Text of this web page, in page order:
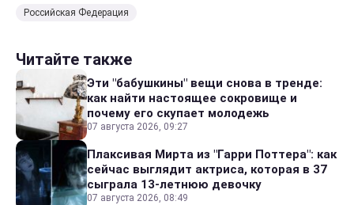
Российская Федерация
Читайте также
Эти "бабушкины" вещи снова в тренде:
как найти настоящее сокровище и
почему его скупает молодежь
07 августа 2026, 09:27
Плаксивая Мирта из "Гарри Поттера": как
сейчас выглядит актриса, которая в 37
сыграла 13-летнюю девочку
07 августа 2026, 08:49